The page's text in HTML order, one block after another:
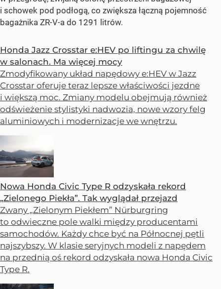
i schowek pod podłogą, co zwiększa łączną pojemność
bagażnika ZR-V-a do 1291 litrów.
Honda Jazz Crosstar e:HEV po liftingu za chwilę
w salonach. Ma więcej mocy
Zmodyfikowany układ napędowy e:HEV w Jazz
Crosstar oferuje teraz lepsze właściwości jezdne
i większą moc. Zmiany modelu obejmują również
odświeżenie stylistyki nadwozia, nowe wzory felg
aluminiowych i modernizacje we wnętrzu.
Nowa Honda Civic Type R odzyskała rekord
„Zielonego Piekła”. Tak wyglądał przejazd
Zwany „Zielonym Piekłem” Nürburgring
to odwieczne pole walki między producentami
samochodów. Każdy chce być na Północnej pętli
najszybszy. W klasie seryjnych modeli z napędem
na przednią oś rekord odzyskała nowa Honda Civic
Type R.